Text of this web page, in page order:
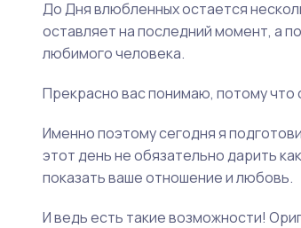
До Дня влюбленных остается
оставляет на последний момент, а
любимого человека.
Прекрасно вас понимаю, потому что
Именно поэтому сегодня я
этот день не обязательно дарить
показать ваше отношение и любовь.
И ведь есть такие возможности!